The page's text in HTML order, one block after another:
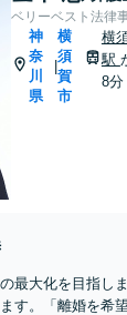
ベリーベスト法律
神
奈
川
県
|
横
須
賀
市
横
駅
8分
最大化を目指し
す。「離婚を希